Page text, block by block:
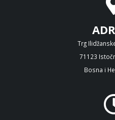
Trg
71123
Bosna i